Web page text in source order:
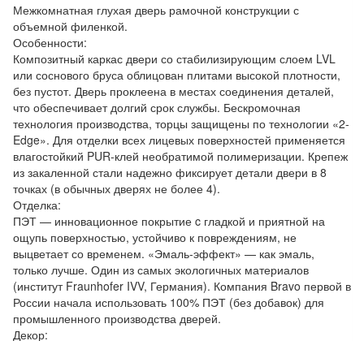
Межкомнатная глухая дверь рамочной конструкции с
объемной филенкой.
Особенности:
Композитный каркас двери со стабилизирующим слоем LVL
или соснового бруса облицован плитами высокой плотности,
без пустот. Дверь проклеена в местах соединения деталей,
что обеспечивает долгий срок службы. Бескромочная
технология производства, торцы защищены по технологии «2-
Edge». Для отделки всех лицевых поверхностей применяется
влагостойкий PUR-клей необратимой полимеризации. Крепеж
из закаленной стали надежно фиксирует детали двери в 8
точках (в обычных дверях не более 4).
Отделка:
ПЭТ — инновационное покрытие c гладкой и приятной на
ощупь поверхностью, устойчиво к повреждениям, не
выцветает со временем. «Эмаль-эффект» — как эмаль,
только лучше. Один из самых экологичных материалов
(институт Fraunhofer IVV, Германия). Компания Bravo первой в
России начала использовать 100% ПЭТ (без добавок) для
промышленного производства дверей.
Декор: